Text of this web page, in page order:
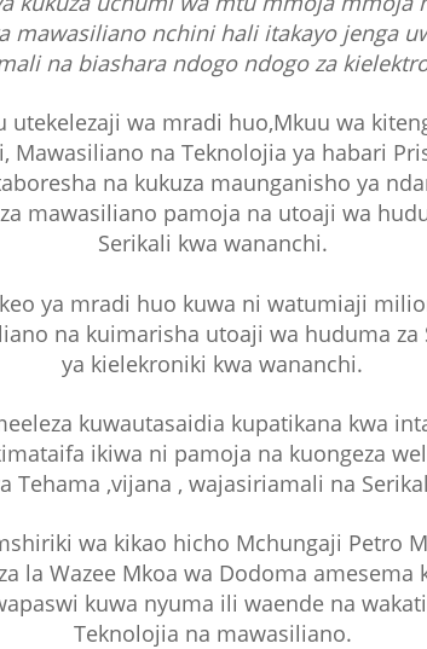
mawasiliano nchini hali itakayo jenga
na biashara ndogo ndogo za
utekelezaji wa mradi huo,Mkuu wa
Mawasiliano na Teknolojia ya habari
na kukuza maunganisho ya
mawasiliano pamoja na utoaji wa
Serikali kwa wananchi.
ya mradi huo kuwa ni watumiaji
na kuimarisha utoaji wa huduma za
ya kielekroniki kwa wananchi.
kuwautasaidia kupatikana kwa
ikiwa ni pamoja na kuongeza
Tehama ,vijana , wajasiriamali na
wa kikao hicho Mchungaji Petro
la Wazee Mkoa wa Dodoma amesema
kuwa nyuma ili waende na
Teknolojia na mawasiliano.